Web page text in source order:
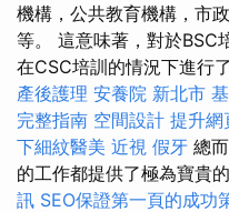
機構，公共教育機構，市
等。 這意味著，對於BSC
在CSC培訓的情況下進行
產後護理 安養院 新北市
完整指南 空間設計 提升網
下細紋醫美 近視 假牙 總
的工作都提供了極為寶貴
訊 SEO保證第一頁的成功